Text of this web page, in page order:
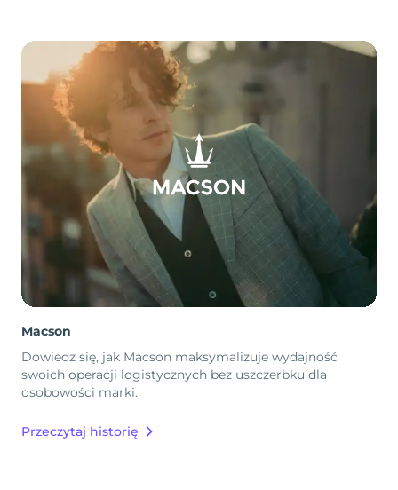
Macson
Dowiedz się, jak Macson maksymalizuje wydajność
swoich operacji logistycznych bez uszczerbku dla
osobowości marki.
Przeczytaj historię